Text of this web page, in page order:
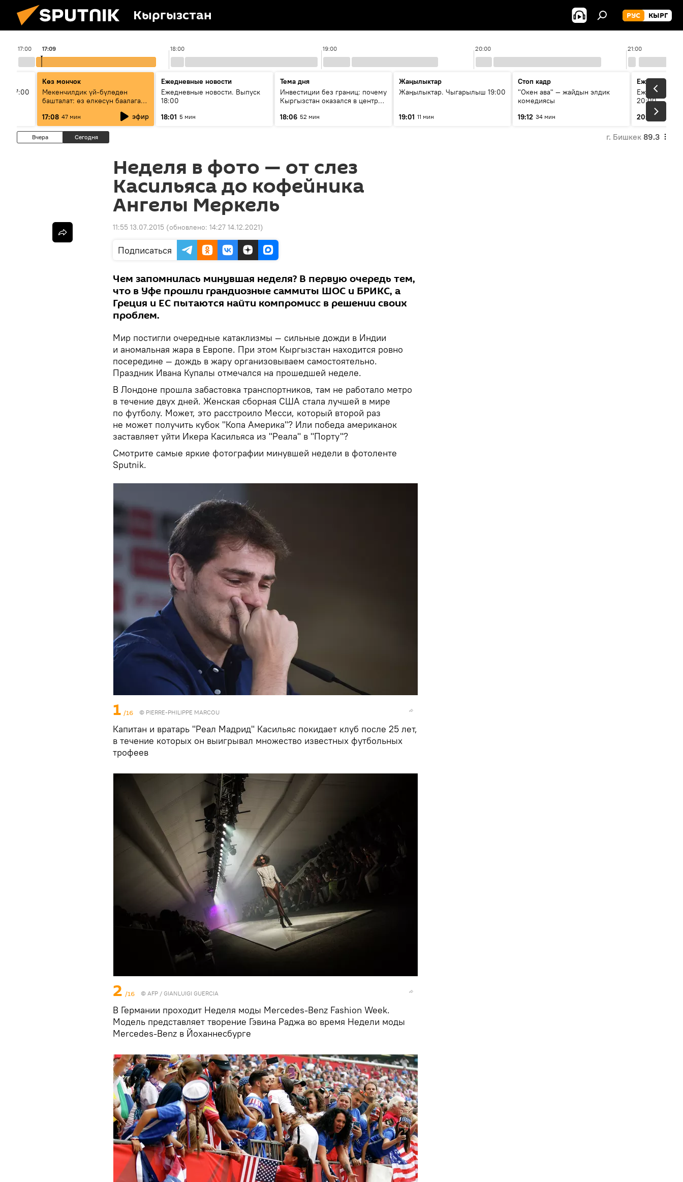
Кыргызстан РУС КЫРГ
17:00 18:00 19:00 20:00 21:00
17:09
17:00
Көз мончок
Мекенчилдик үй-бүлөдөн
башталат: өз өлкөсүн баалаган
муунду кантип тарбиялоо
керек?
17:08 47 мин эфир
Ежедневные новости
Ежедневные новости. Выпуск
18:00
18:01 5 мин
Тема дня
Инвестиции без границ: почему
Кыргызстан оказался в центре
18:06 52 мин
Жаңылыктар
Жаңылыктар. Чыгарылыш 19:00
19:01 11 мин
Стоп кадр
"Окен ава" — жайдын элдик
комедиясы
19:12 34 мин
Ежедневные
Ежедневные
20:00
20:01
Вчера Сегодня г. Бишкек 89.3
Неделя в фото — от слез
Касильяса до кофейника
Ангелы Меркель
11:55 13.07.2015 (обновлено: 14:27 14.12.2021)
Подписаться
Чем запомнилась минувшая неделя? В первую очередь тем,
что в Уфе прошли грандиозные саммиты ШОС и БРИКС, а
Греция и ЕС пытаются найти компромисс в решении своих
проблем.
Мир постигли очередные катаклизмы — сильные дожди в Индии
и аномальная жара в Европе. При этом Кыргызстан находится ровно
посередине — дождь в жару организовываем самостоятельно.
Праздник Ивана Купалы отмечался на прошедшей неделе.
В Лондоне прошла забастовка транспортников, там не работало метро
в течение двух дней. Женская сборная США стала лучшей в мире
по футболу. Может, это расстроило Месси, который второй раз
не может получить кубок "Копа Америка"? Или победа американок
заставляет уйти Икера Касильяса из "Реала" в "Порту"?
Смотрите самые яркие фотографии минувшей недели в фотоленте
Sputnik.
1 /16 © PIERRE-PHILIPPE MARCOU
Капитан и вратарь "Реал Мадрид" Касильяс покидает клуб после 25 лет,
в течение которых он выигрывал множество известных футбольных
трофеев
2 /16 © AFP / GIANLUIGI GUERCIA
В Германии проходит Неделя моды Mercedes-Benz Fashion Week.
Модель представляет творение Гэвина Раджа во время Недели моды
Mercedes-Benz в Йоханнесбурге